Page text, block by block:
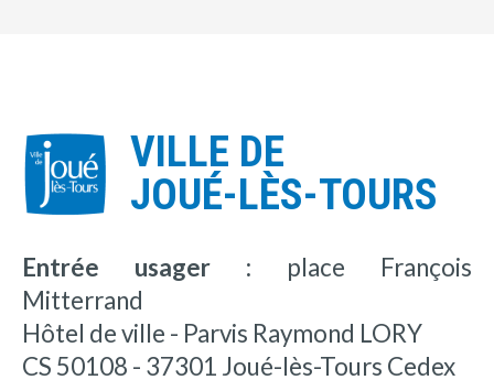
VILLE DE
JOUÉ-LÈS-TOURS
Entrée usager : place François
Mitterrand
Hôtel de ville - Parvis Raymond LORY
CS 50108 - 37301 Joué-lès-Tours Cedex